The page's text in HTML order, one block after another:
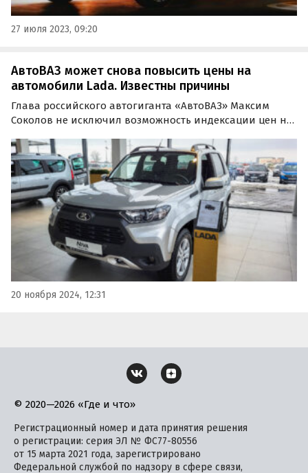
27 июля 2023, 09:20
АвтоВАЗ может снова повысить цены на
автомобили Lada. Известны причины
Глава российского автогиганта «АвтоВАЗ» Максим
Соколов не исключил возможность индексации цен на
решение может быть обусловлено ростом ключевой
ставки и изменением курса рубля.
20 ноября 2024, 12:31
© 2020—2026 «Где и что»
Регистрационный номер и дата принятия решения
о регистрации: серия ЭЛ № ФС77-80556
от 15 марта 2021 года, зарегистрировано
Федеральной службой по надзору в сфере связи,